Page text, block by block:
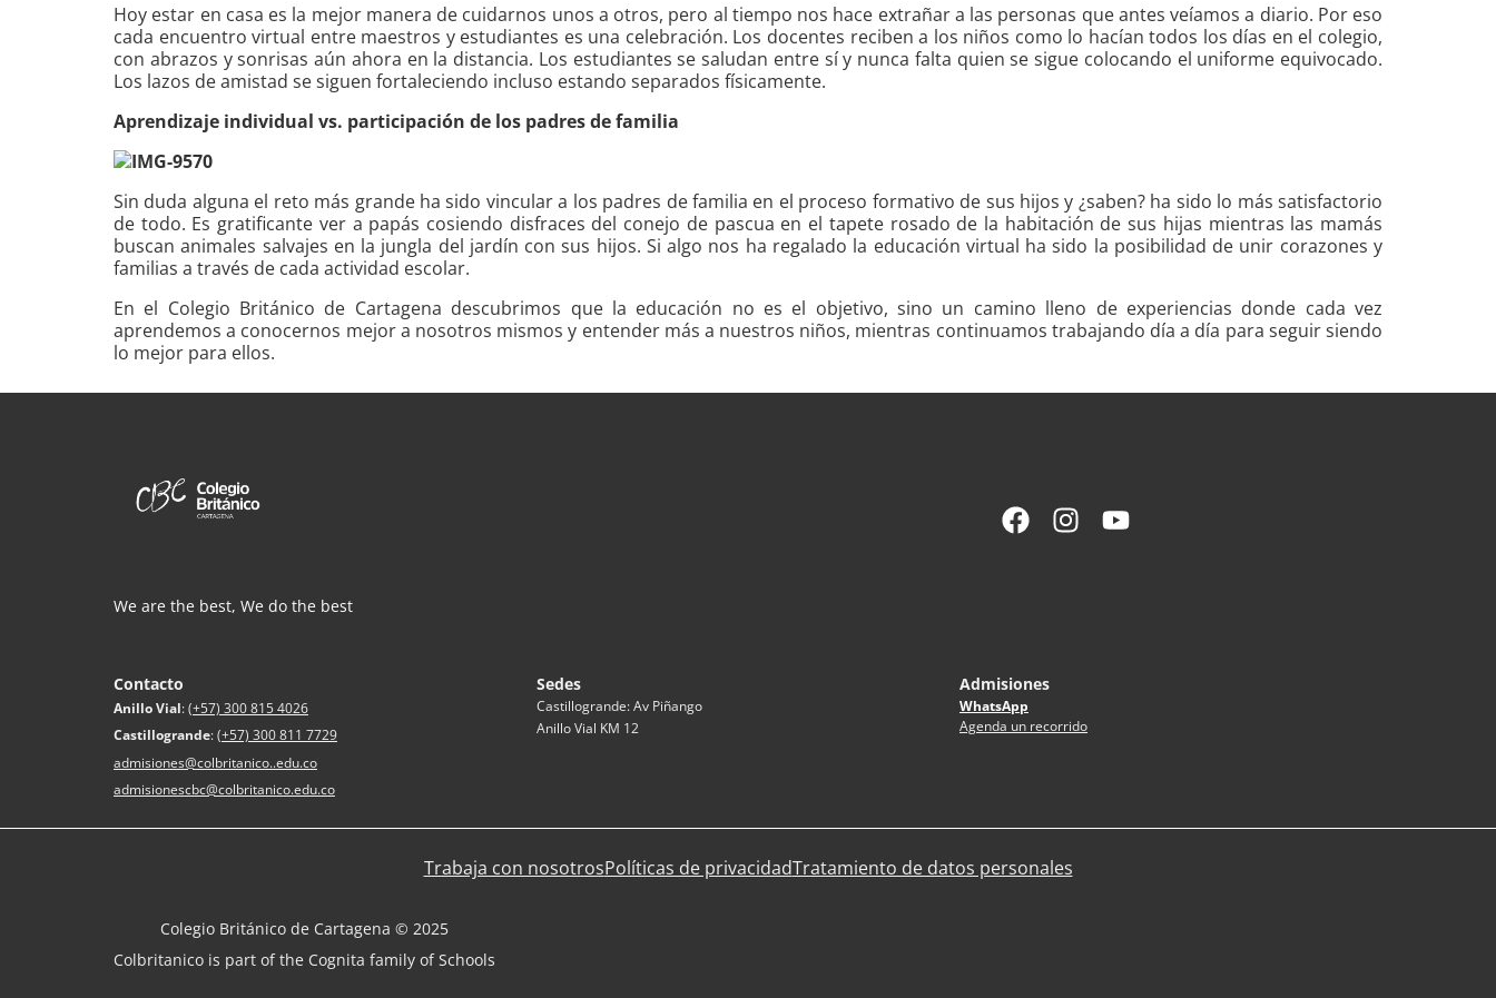
Hoy estar en casa es la mejor manera de cuidarnos unos a otros, pero al tiempo nos hace extrañar a las personas que antes veíamos a diario. Por eso
cada encuentro virtual entre maestros y estudiantes es una celebración. Los docentes reciben a los niños como lo hacían todos los días en el colegio,
con abrazos y sonrisas aún ahora en la distancia. Los estudiantes se saludan entre sí y nunca falta quien se sigue colocando el uniforme equivocado.
Los lazos de amistad se siguen fortaleciendo incluso estando separados físicamente.
Aprendizaje individual vs. participación de los padres de familia
Sin duda alguna el reto más grande ha sido vincular a los padres de familia en el proceso formativo de sus hijos y ¿saben? ha sido lo más satisfactorio
de todo. Es gratificante ver a papás cosiendo disfraces del conejo de pascua en el tapete rosado de la habitación de sus hijas mientras las mamás
buscan animales salvajes en la jungla del jardín con sus hijos. Si algo nos ha regalado la educación virtual ha sido la posibilidad de unir corazones y
familias a través de cada actividad escolar.
En el Colegio Británico de Cartagena descubrimos que la educación no es el objetivo, sino un camino lleno de experiencias donde cada vez
aprendemos a conocernos mejor a nosotros mismos y entender más a nuestros niños, mientras continuamos trabajando día a día para seguir siendo
lo mejor para ellos.
We are the best, We do the best
Contacto
Anillo Vial:(+57) 300 815 4026
Castillogrande:(+57) 300 811 7729
admisiones@colbritanico..edu.co
admisionescbc@colbritanico.edu.co
Sedes
Castillogrande: Av Piñango
Anillo Vial KM 12
Admisiones
WhatsApp
Agenda un recorrido
Trabaja con nosotrosPolíticas de privacidadTratamiento de datos personales
Colegio Británico de Cartagena © 2025
Colbritanico is part of the Cognita family of Schools